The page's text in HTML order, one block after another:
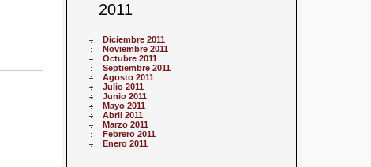
2011
Diciembre 2011
Noviembre 2011
Octubre 2011
Septiembre 2011
Agosto 2011
Julio 2011
Junio 2011
Mayo 2011
Abril 2011
Marzo 2011
Febrero 2011
Enero 2011